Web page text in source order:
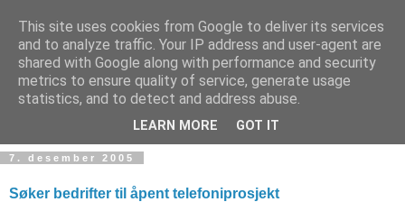
Teknologinyheter
7. desember 2005
Søker bedrifter til åpent telefoniprosjekt
This site uses cookies from Google to deliver its services
and to analyze traffic. Your IP address and user-agent are
shared with Google along with performance and security
metrics to ensure quality of service, generate usage
statistics, and to detect and address abuse.
LEARN MORE GOT IT